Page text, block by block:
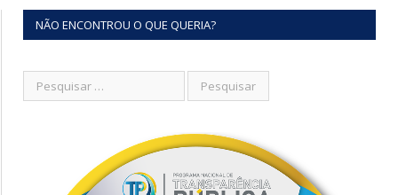
NÃO ENCONTROU O QUE QUERIA?